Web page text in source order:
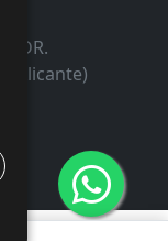
DR.
(Alicante)